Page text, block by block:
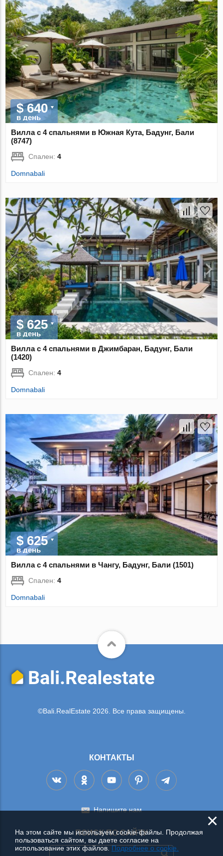
$ 640
в день
Вилла с 4 спальнями в Южная Кута, Бадунг, Бали
(8747)
Спален:4
Domnabali
$ 625
в день
Вилла с 4 спальнями в Джимбаран, Бадунг, Бали
(1420)
Спален:4
Domnabali
$ 625
в день
Вилла с 4 спальнями в Чангу, Бадунг, Бали (1501)
Спален:4
Domnabali
©Bali.RealEstate 2026. Все права защищены.
КОНТАКТЫ
Напишите нам
ПОИСК ПО САЙТУ
×
На этом сайте мы используем cookie-файлы. Продолжая
пользоваться сайтом, вы даете согласие на
использование этих файлов.Подробнее о cookie.